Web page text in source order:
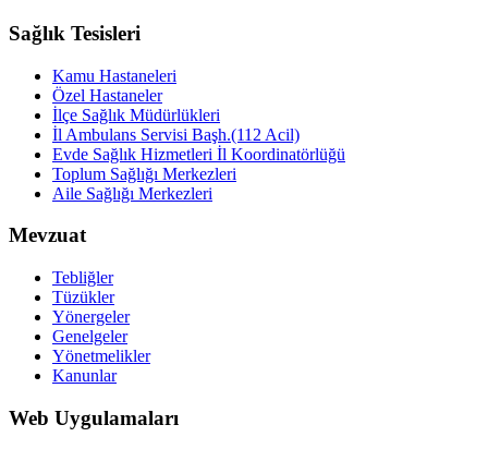
Sağlık Tesisleri
Kamu Hastaneleri
Özel Hastaneler
İlçe Sağlık Müdürlükleri
İl Ambulans Servisi Başh.(112 Acil)
Evde Sağlık Hizmetleri İl Koordinatörlüğü
Toplum Sağlığı Merkezleri
Aile Sağlığı Merkezleri
Mevzuat
Tebliğler
Tüzükler
Yönergeler
Genelgeler
Yönetmelikler
Kanunlar
Web Uygulamaları